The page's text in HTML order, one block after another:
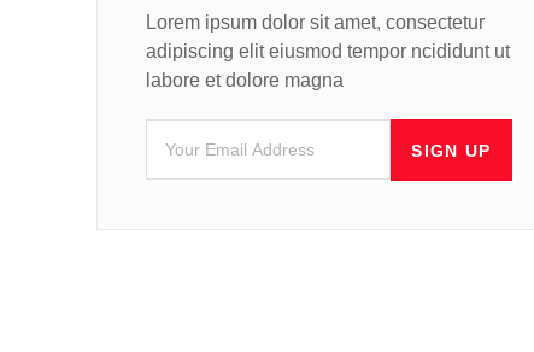
Lorem ipsum dolor sit amet, consectetur
adipiscing elit eiusmod tempor ncididunt ut
labore et dolore magna
SIGN UP